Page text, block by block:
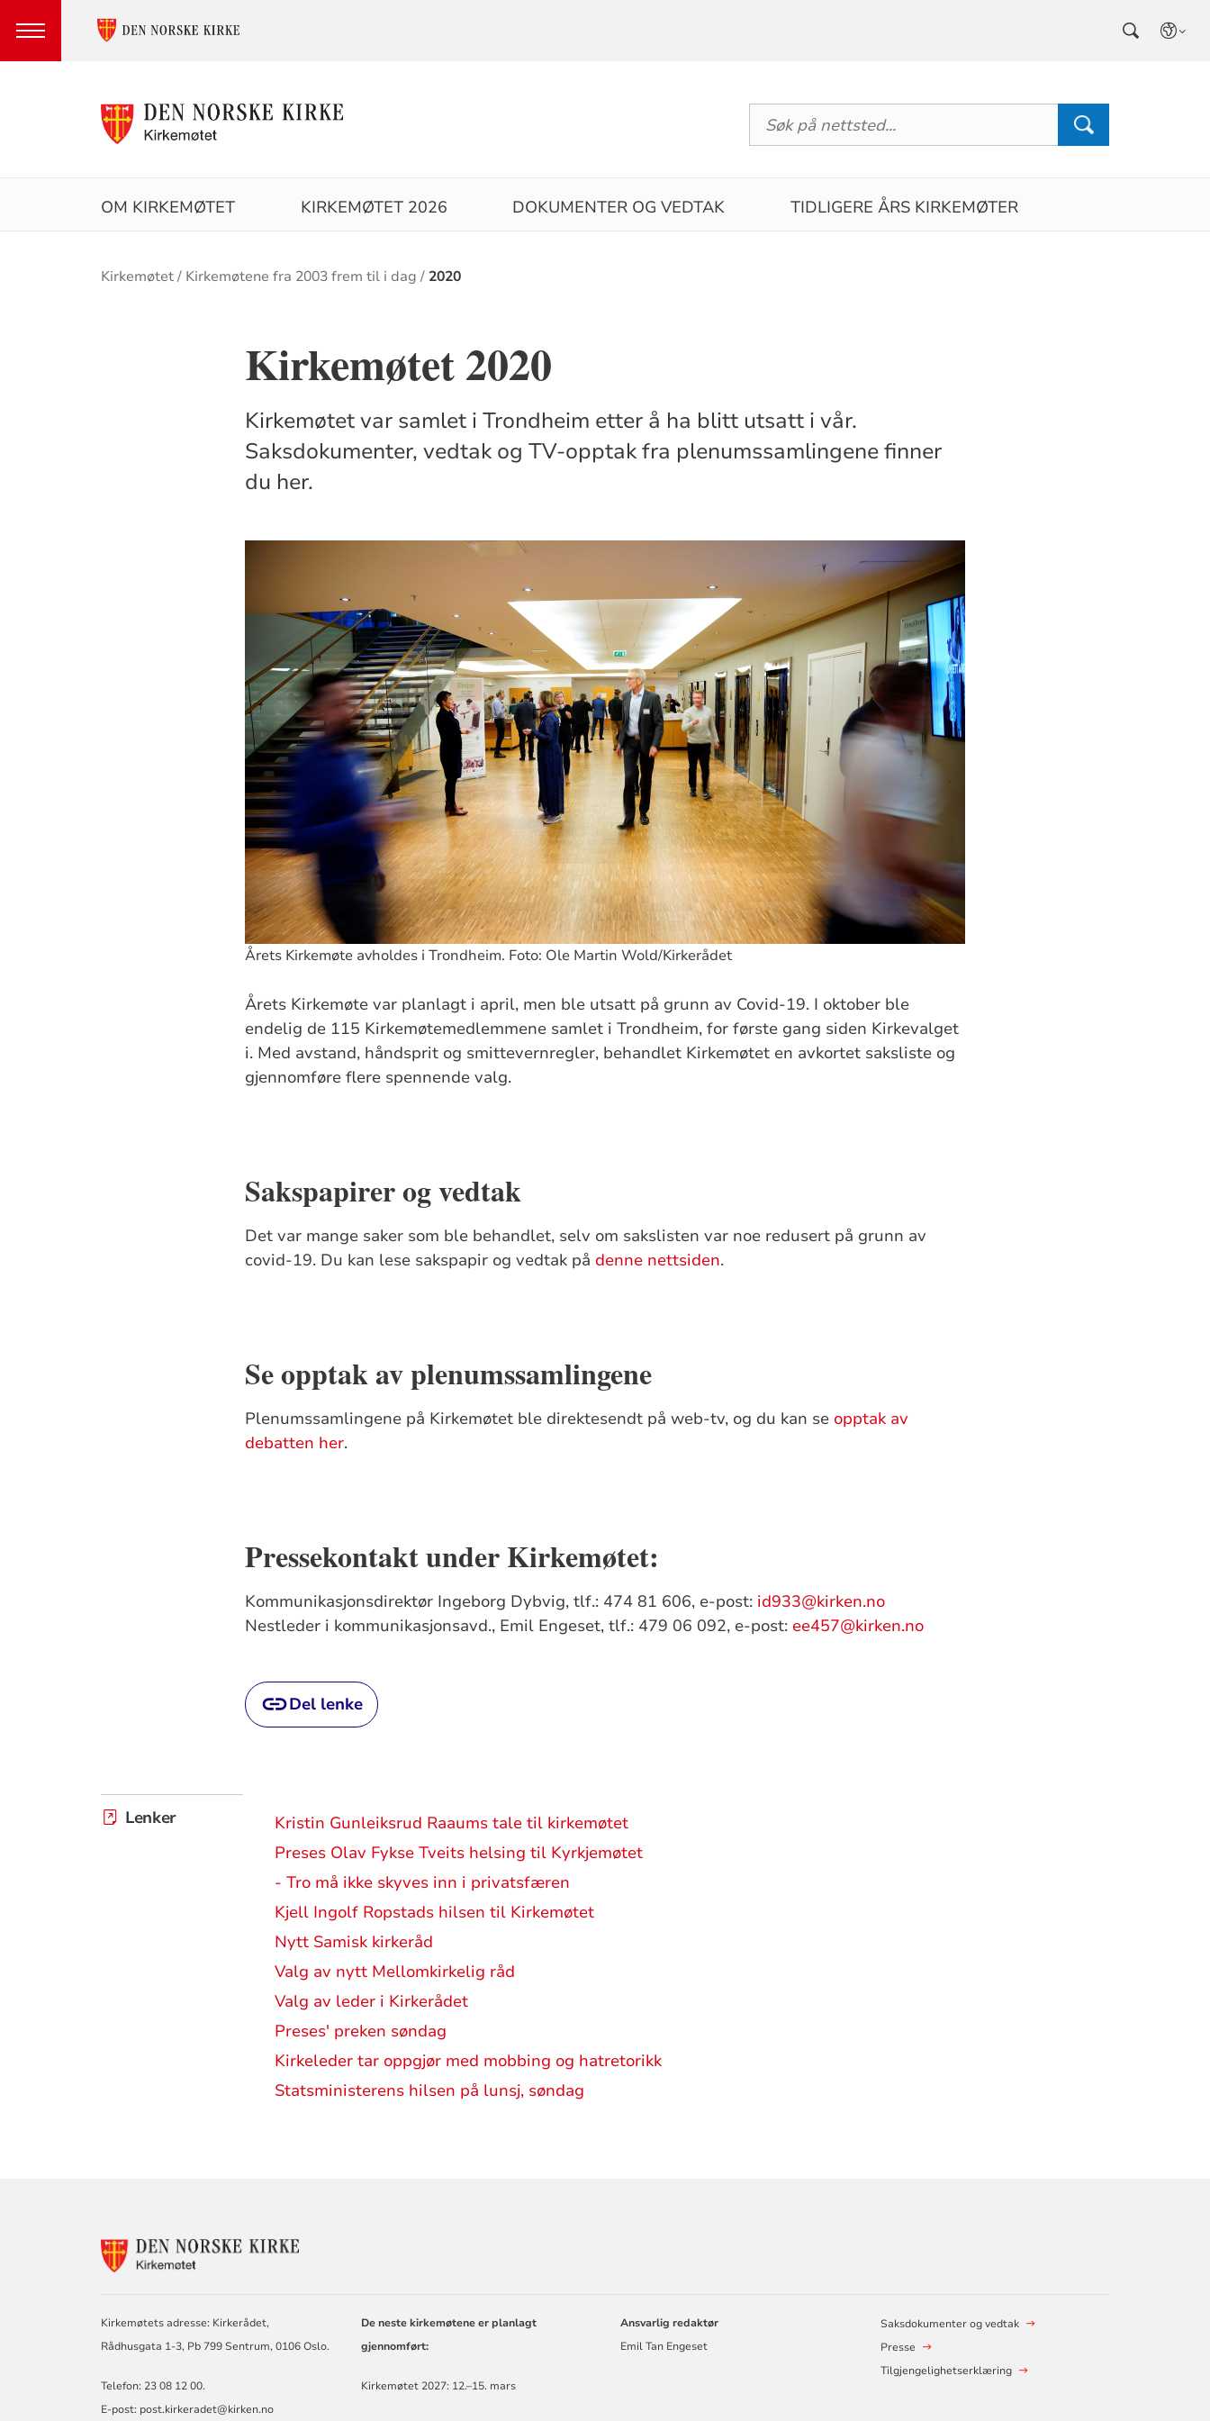
Hovedmeny
OM KIRKEMØTET KIRKEMØTET 2026 DOKUMENTER OG VEDTAK TIDLIGERE ÅRS KIRKEMØTER
Brødsmulesti
Kirkemøtet Kirkemøtene fra 2003 frem til i dag 2020
Kirkemøtet 2020
Kirkemøtet var samlet i Trondheim etter å ha blitt utsatt i vår.
Saksdokumenter, vedtak og TV-opptak fra plenumssamlingene finner
du her.
Årets Kirkemøte avholdes i Trondheim. Foto: Ole Martin Wold/Kirkerådet
Årets Kirkemøte var planlagt i april, men ble utsatt på grunn av Covid-19. I oktober ble
endelig de 115 Kirkemøtemedlemmene samlet i Trondheim, for første gang siden Kirkevalget
i. Med avstand, håndsprit og smittevernregler, behandlet Kirkemøtet en avkortet saksliste og
gjennomføre flere spennende valg.
Sakspapirer og vedtak
Det var mange saker som ble behandlet, selv om sakslisten var noe redusert på grunn av
covid-19. Du kan lese sakspapir og vedtak på denne nettsiden.
Se opptak av plenumssamlingene
Plenumssamlingene på Kirkemøtet ble direktesendt på web-tv, og du kan se opptak av
debatten her.
Pressekontakt under Kirkemøtet:
Kommunikasjonsdirektør Ingeborg Dybvig, tlf.: 474 81 606, e-post: id933@kirken.no
Nestleder i kommunikasjonsavd., Emil Engeset, tlf.: 479 06 092, e-post: ee457@kirken.no
Del lenke
Lenker
Kristin Gunleiksrud Raaums tale til kirkemøtet
Preses Olav Fykse Tveits helsing til Kyrkjemøtet
- Tro må ikke skyves inn i privatsfæren
Kjell Ingolf Ropstads hilsen til Kirkemøtet
Nytt Samisk kirkeråd
Valg av nytt Mellomkirkelig råd
Valg av leder i Kirkerådet
Preses' preken søndag
Kirkeleder tar oppgjør med mobbing og hatretorikk
Statsministerens hilsen på lunsj, søndag
KONTAKTINFORMASJON
Kirkemøtets adresse: Kirkerådet,
Rådhusgata 1-3, Pb 799 Sentrum, 0106 Oslo.
Telefon: 23 08 12 00.
E-post: post.kirkeradet@kirken.no
De neste kirkemøtene er planlagt
gjennomført:
Kirkemøtet 2027: 12.–15. mars
Ansvarlig redaktør
Emil Tan Engeset
Saksdokumenter og vedtak
Presse
Tilgjengelighetserklæring